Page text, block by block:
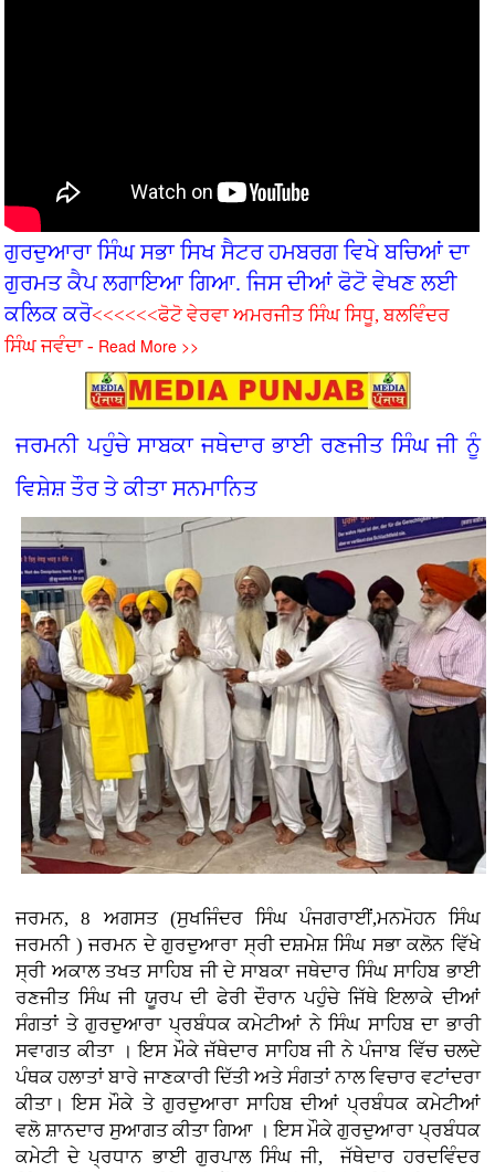
ਗੁਰਦੁਆਰਾ ਸਿੰਘ ਸਭਾ ਸਿਖ ਸੈਟਰ ਹਮਬਰਗ ਵਿਖੇ ਬਚ‌ਿਆਂ ਦਾ
ਗੁਰਮਤ ਕੈਪ ਲਗਾਇਆ ਗਿਆ. ਜਿਸ ਦੀਆਂ ਫੋਟੋ ਵੇਖਣ ਲਈ
ਕਲਿਕ ਕਰੋ<<<<<<ਫੋਟੋ ਵੇਰਵਾ ਅਮਰਜੀਤ ਸਿੰਘ ਸਿਧੂ, ਬਲਵਿੰਦਰ
ਸਿੰਘ ਜਵੰਦਾ - Read More >>
ਜਰਮਨੀ ਪਹੁੰਚੇ ਸਾਬਕਾ ਜਥੇਦਾਰ ਭਾਈ ਰਣਜੀਤ ਸਿੰਘ ਜੀ ਨੂੰ
ਵਿਸ਼ੇਸ਼ ਤੌਰ ਤੇ ਕੀਤਾ ਸਨਮਾਨਿਤ
ਜਰਮਨ, 8 ਅਗਸਤ (ਸੁਖਜਿੰਦਰ ਸਿੰਘ ਪੰਜਗਰਾਈਂ,ਮਨਮੋਹਨ ਸਿੰਘ
ਜਰਮਨੀ ) ਜਰਮਨ ਦੇ ਗੁਰਦੁਆਰਾ ਸ੍ਰੀ ਦਸ਼ਮੇਸ਼ ਸਿੰਘ ਸਭਾ ਕਲੋਨ ਵਿੱਖੇ
ਸ੍ਰੀ ਅਕਾਲ ਤਖਤ ਸਾਹਿਬ ਜੀ ਦੇ ਸਾਬਕਾ ਜਥੇਦਾਰ ਸਿੰਘ ਸਾਹਿਬ ਭਾਈ
ਰਣਜੀਤ ਸਿੰਘ ਜੀ ਯੂਰਪ ਦੀ ਫੇਰੀ ਦੌਰਾਨ ਪਹੁੰਚੇ ਜਿੱਥੇ ਇਲਾਕੇ ਦੀਆਂ
ਸੰਗਤਾਂ ਤੇ ਗੁਰਦੁਆਰਾ ਪ੍ਰਬੰਧਕ ਕਮੇਟੀਆਂ ਨੇ ਸਿੰਘ ਸਾਹਿਬ ਦਾ ਭਾਰੀ
ਸਵਾਗਤ ਕੀਤਾ । ਇਸ ਮੌਕੇ ਜੱਥੇਦਾਰ ਸਾਹਿਬ ਜੀ ਨੇ ਪੰਜਾਬ ਵਿੱਚ ਚਲਦੇ
ਪੰਥਕ ਹਲਾਤਾਂ ਬਾਰੇ ਜਾਣਕਾਰੀ ਦਿੱਤੀ ਅਤੇ ਸੰਗਤਾਂ ਨਾਲ ਵਿਚਾਰ ਵਟਾਂਦਰਾ
ਕੀਤਾ। ਇਸ ਮੌਕੇ ਤੇ ਗੁਰਦੁਆਰਾ ਸਾਹਿਬ ਦੀਆਂ ਪ੍ਰਬੰਧਕ ਕਮੇਟੀਆਂ
ਵਲੋ ਸ਼ਾਨਦਾਰ ਸੁਆਗਤ ਕੀਤਾ ਗਿਆ । ਇਸ ਮੌਕੇ ਗੁਰਦੁਆਰਾ ਪ੍ਰਬੰਧਕ
ਕਮੇਟੀ ਦੇ ਪ੍ਰਧਾਨ ਭਾਈ ਗੁਰਪਾਲ ਸਿੰਘ ਜੀ, ਜੱਥੇਦਾਰ ਹਰਦਵਿੰਦਰ